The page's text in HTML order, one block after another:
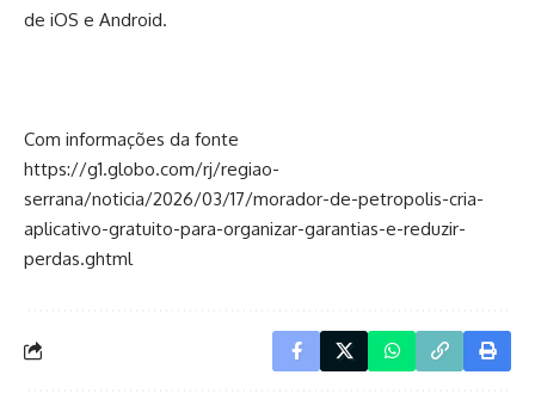
de iOS e Android.
Com informações da fonte
https://g1.globo.com/rj/regiao-
serrana/noticia/2026/03/17/morador-de-petropolis-cria-
aplicativo-gratuito-para-organizar-garantias-e-reduzir-
perdas.ghtml